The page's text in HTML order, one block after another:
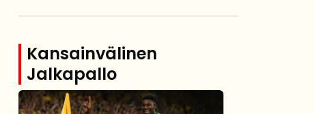
Kansainvälinen
Jalkapallo